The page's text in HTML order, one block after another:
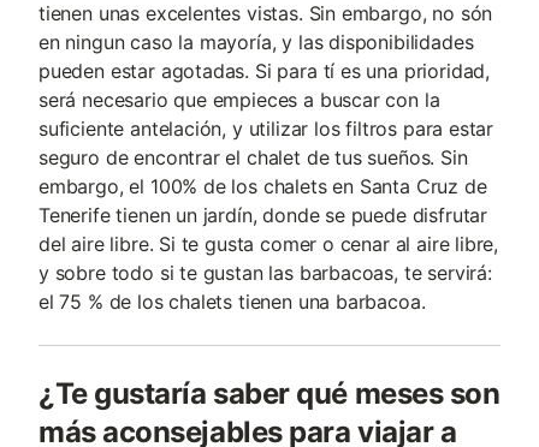
tienen unas excelentes vistas. Sin embargo, no són
en ningun caso la mayoría, y las disponibilidades
pueden estar agotadas. Si para tí es una prioridad,
será necesario que empieces a buscar con la
suficiente antelación, y utilizar los filtros para estar
seguro de encontrar el chalet de tus sueños. Sin
embargo, el 100% de los chalets en Santa Cruz de
Tenerife tienen un jardín, donde se puede disfrutar
del aire libre. Si te gusta comer o cenar al aire libre,
y sobre todo si te gustan las barbacoas, te servirá:
el 75 % de los chalets tienen una barbacoa.
¿Te gustaría saber qué meses son
más aconsejables para viajar a